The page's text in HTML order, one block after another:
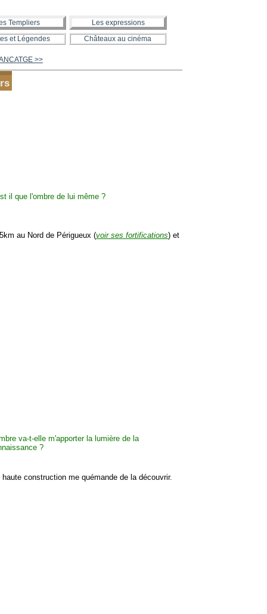
Templiers
Les expressions
et Légendes
Châteaux au cinéma
>>
au Nord de Périgueux (voir ses fortifications) et
construction me quémande de la découvrir.